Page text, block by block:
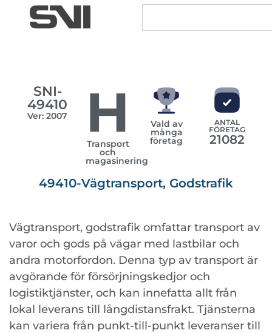
SNI-
49410
Ver: 2007 H
Transport
och
magasinering
Vald av
många
företag
ANTAL
FÖRETAG
21082
49410-Vägtransport, Godstrafik
Vägtransport, godstrafik omfattar transport av
varor och gods på vägar med lastbilar och
andra motorfordon. Denna typ av transport är
avgörande för försörjningskedjor och
logistiktjänster, och kan innefatta allt från
lokal leverans till långdistansfrakt. Tjänsterna
kan variera från punkt-till-punkt leveranser till